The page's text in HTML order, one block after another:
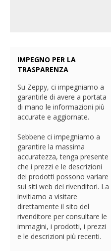
IMPEGNO PER LA
TRASPARENZA
Su Zeppy, ci impegniamo a
garantirle di avere a portata
di mano le informazioni più
accurate e aggiornate.
Sebbene ci impegniamo a
garantire la massima
accuratezza, tenga presente
che i prezzi e le descrizioni
dei prodotti possono variare
sui siti web dei rivenditori. La
invitiamo a visitare
direttamente il sito del
rivenditore per consultare le
immagini, i prodotti, i prezzi
e le descrizioni più recenti.